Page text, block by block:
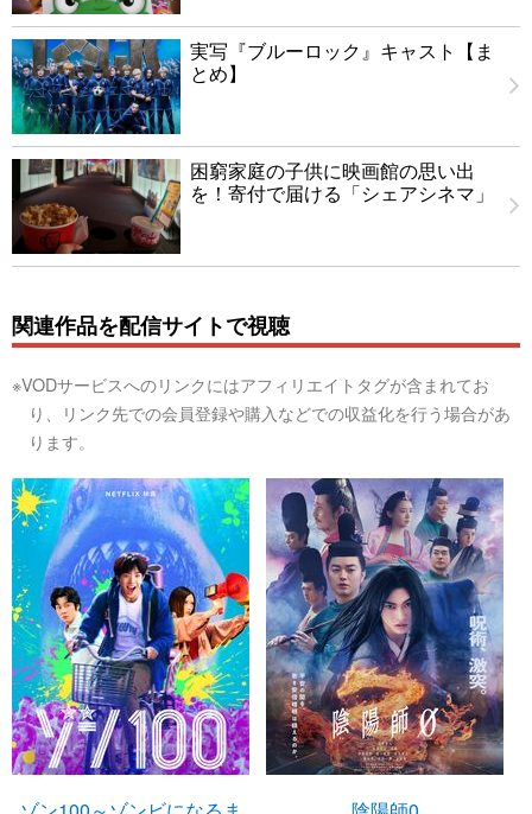
実写『ブルーロック』キャスト【ま
とめ】
困窮家庭の子供に映画館の思い出
を！寄付で届ける「シェアシネマ」
関連作品を配信サイトで視聴
※VODサービスへのリンクにはアフィリエイトタグが含まれてお
り、リンク先での会員登録や購入などでの収益化を行う場合があ
ります。